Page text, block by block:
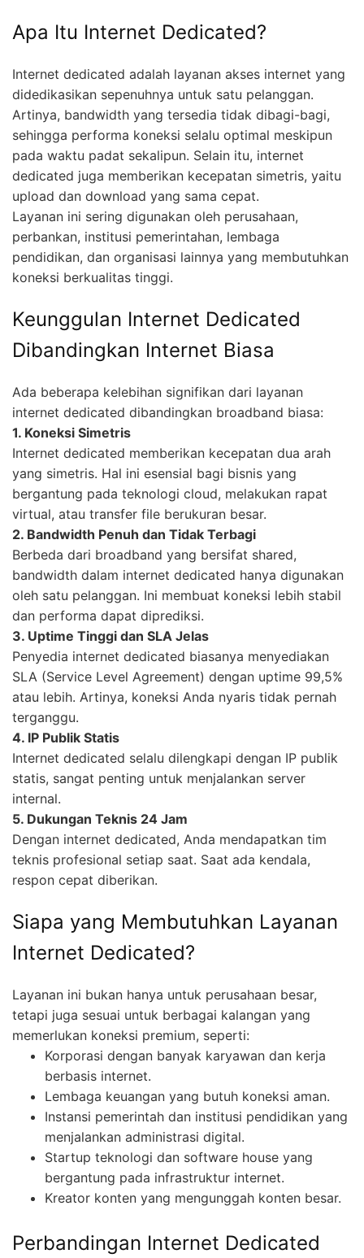
Apa Itu Internet Dedicated?
Internet dedicated adalah layanan akses internet yang
didedikasikan sepenuhnya untuk satu pelanggan.
Artinya, bandwidth yang tersedia tidak dibagi-bagi,
sehingga performa koneksi selalu optimal meskipun
pada waktu padat sekalipun. Selain itu, internet
dedicated juga memberikan kecepatan simetris, yaitu
upload dan download yang sama cepat.
Layanan ini sering digunakan oleh perusahaan,
perbankan, institusi pemerintahan, lembaga
pendidikan, dan organisasi lainnya yang membutuhkan
koneksi berkualitas tinggi.
Keunggulan Internet Dedicated
Dibandingkan Internet Biasa
Ada beberapa kelebihan signifikan dari layanan
internet dedicated dibandingkan broadband biasa:
1. Koneksi Simetris
Internet dedicated memberikan kecepatan dua arah
yang simetris. Hal ini esensial bagi bisnis yang
bergantung pada teknologi cloud, melakukan rapat
virtual, atau transfer file berukuran besar.
2. Bandwidth Penuh dan Tidak Terbagi
Berbeda dari broadband yang bersifat shared,
bandwidth dalam internet dedicated hanya digunakan
oleh satu pelanggan. Ini membuat koneksi lebih stabil
dan performa dapat diprediksi.
3. Uptime Tinggi dan SLA Jelas
Penyedia internet dedicated biasanya menyediakan
SLA (Service Level Agreement) dengan uptime 99,5%
atau lebih. Artinya, koneksi Anda nyaris tidak pernah
terganggu.
4. IP Publik Statis
Internet dedicated selalu dilengkapi dengan IP publik
statis, sangat penting untuk menjalankan server
internal.
5. Dukungan Teknis 24 Jam
Dengan internet dedicated, Anda mendapatkan tim
teknis profesional setiap saat. Saat ada kendala,
respon cepat diberikan.
Siapa yang Membutuhkan Layanan
Internet Dedicated?
Layanan ini bukan hanya untuk perusahaan besar,
tetapi juga sesuai untuk berbagai kalangan yang
memerlukan koneksi premium, seperti:
Korporasi dengan banyak karyawan dan kerja
berbasis internet.
Lembaga keuangan yang butuh koneksi aman.
Instansi pemerintah dan institusi pendidikan yang
menjalankan administrasi digital.
Startup teknologi dan software house yang
bergantung pada infrastruktur internet.
Kreator konten yang mengunggah konten besar.
Perbandingan Internet Dedicated